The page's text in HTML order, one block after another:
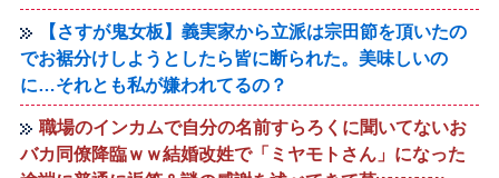
【さすが鬼女板】義実家から立派は宗田節を頂いたの
でお裾分けしようとしたら皆に断られた。美味しいの
に…それとも私が嫌われてるの？
職場のインカムで自分の名前すらろくに聞いてないお
バカ同僚降臨ｗｗ結婚改姓で「ミヤモトさん」になった